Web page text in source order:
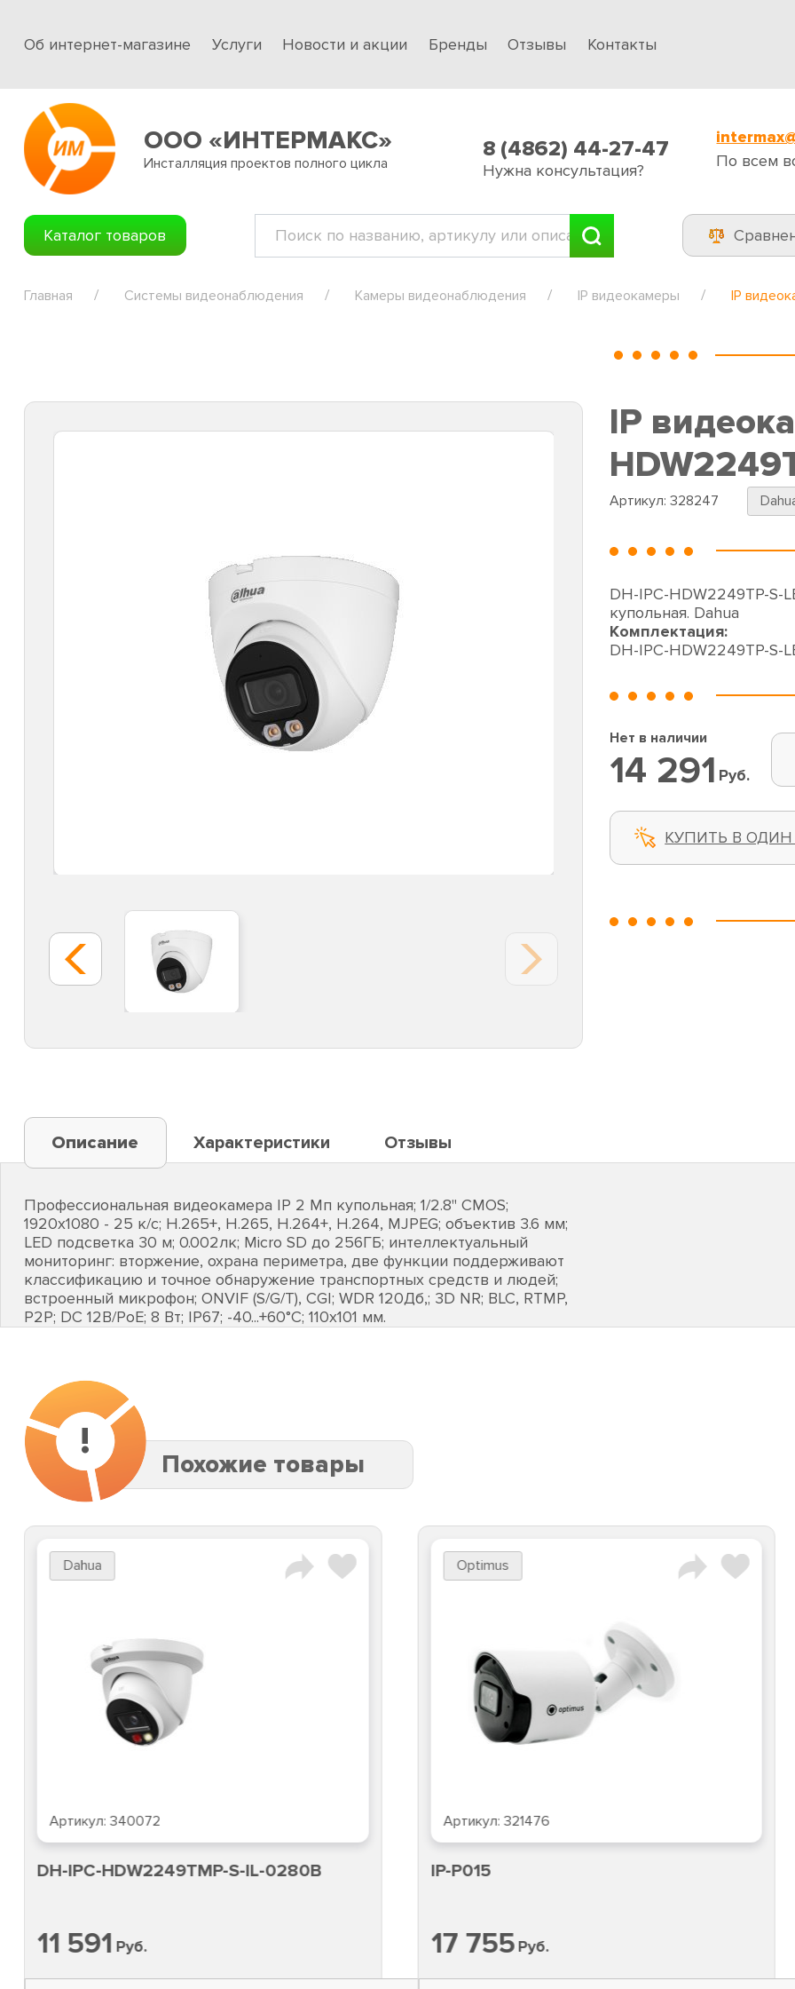
Об интернет-магазине Услуги Новости и акции Бренды Отзывы Контакты
ООО «ИНТЕРМАКС»
Инсталляция проектов полного цикла
8 (4862) 44-27-47
Нужна консультация?
По всем
Каталог товаров
Главная Системы видеонаблюдения Камеры видеонаблюдения IP видеокамеры IP
IP
Артикул: 328247
DH-IPC-HDW2249TP-S-
купольная. Dahua
Комплектация:
DH-IPC-HDW2249TP-S-
Нет в наличии
14 291 Руб.
КУПИТЬ В
Описание Характеристики Отзывы
Профессиональная видеокамера IP 2 Мп купольная; 1/2.8" CMOS;
1920х1080 - 25 к/с; H.265+, H.265, H.264+, H.264, MJPEG; объектив 3.6 мм;
LED подсветка 30 м; 0.002лк; Micro SD до 256ГБ; интеллектуальный
мониторинг: вторжение, охрана периметра, две функции поддерживают
классификацию и точное обнаружение транспортных средств и людей;
встроенный микрофон; ONVIF (S/G/T), CGI; WDR 120Дб,; 3D NR; BLC, RTMP,
P2P; DC 12В/PoE; 8 Вт; IP67; -40...+60°C; 110х101 мм.
!
Похожие товары
Dahua
Артикул:340072
DH-IPC-HDW2249TMP-S-IL-0280B
11 591 Руб.
Optimus
Артикул:321476
IP-P015
17 755Руб.